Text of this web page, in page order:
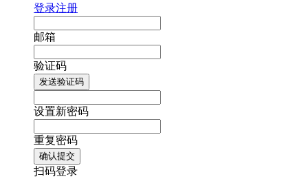
登录注册
邮箱
验证码
发送验证码
设置新密码
重复密码
确认提交
扫码登录